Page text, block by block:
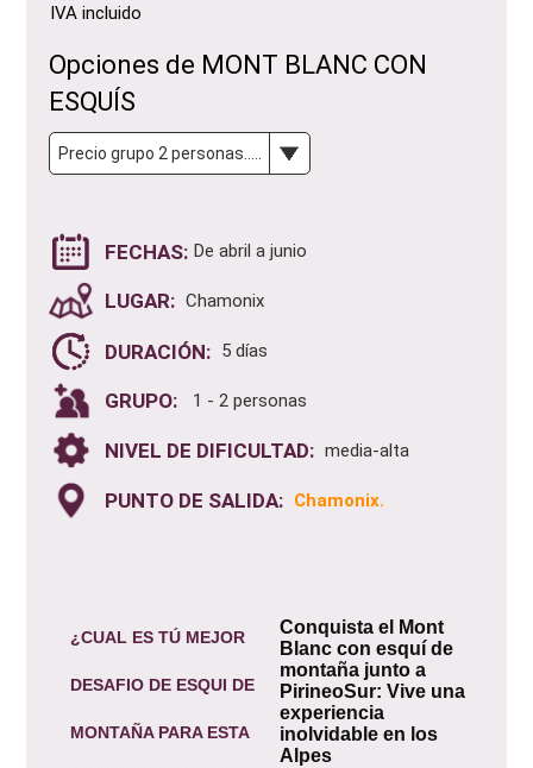
IVA incluido
Opciones de MONT BLANC CON
ESQUÍS
FECHAS: De abril a junio
LUGAR: Chamonix
DURACIÓN: 5 días
GRUPO: 1 - 2 personas
NIVEL DE DIFICULTAD: media-alta
PUNTO DE SALIDA: Chamonix.
¿CUAL ES TÚ MEJOR
DESAFIO DE ESQUI DE
MONTAÑAPARA ESTA
Conquista el Mont
Blanc con esquí de
montaña junto a
PirineoSur: Vive una
experiencia
inolvidable en los
Alpes